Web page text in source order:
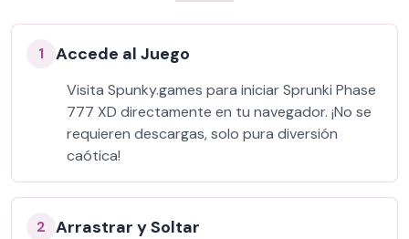
1 Accede al Juego
Visita Spunky.games para iniciar Sprunki Phase
777 XD directamente en tu navegador. ¡No se
requieren descargas, solo pura diversión
caótica!
2 Arrastrar y Soltar